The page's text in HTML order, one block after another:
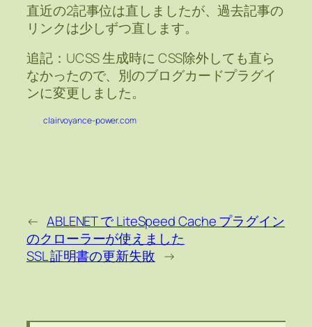
直近の2記事位は直しましたが、過去記事の
リンクは少しずつ直します。
追記：UCSS 生成時に CSS除外しても直ら
なかったので、別のブログカードプラグイ
ンに変更しました。
clairvoyance-power.com
← ABLENET で LiteSpeed Cache プラグイン
のクローラーが使えました
SSL 証明書の更新失敗 →